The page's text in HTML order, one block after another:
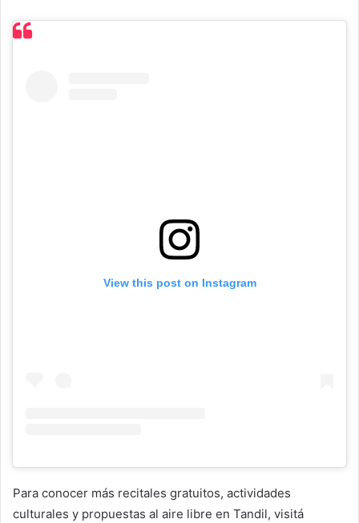
View this post on Instagram
Para conocer más recitales gratuitos, actividades
culturales y propuestas al aire libre en Tandil, visitá